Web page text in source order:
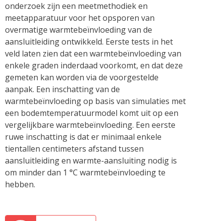
onderzoek zijn een meetmethodiek en
meetapparatuur voor het opsporen van
overmatige warmtebeïnvloeding van de
aansluitleiding ontwikkeld. Eerste tests in het
veld laten zien dat een warmtebeïnvloeding van
enkele graden inderdaad voorkomt, en dat deze
gemeten kan worden via de voorgestelde
aanpak. Een inschatting van de
warmtebeïnvloeding op basis van simulaties met
een bodemtemperatuurmodel komt uit op een
vergelijkbare warmtebeïnvloeding. Een eerste
ruwe inschatting is dat er minimaal enkele
tientallen centimeters afstand tussen
aansluitleiding en warmte-aansluiting nodig is
om minder dan 1 °C warmtebeïnvloeding te
hebben.